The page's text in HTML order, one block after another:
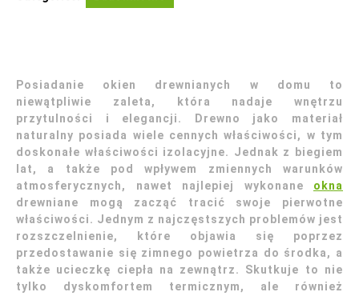
Posiadanie okien drewnianych w domu to
niewątpliwie zaleta, która nadaje wnętrzu
przytulności i elegancji. Drewno jako materiał
naturalny posiada wiele cennych właściwości, w tym
doskonałe właściwości izolacyjne. Jednak z biegiem
lat, a także pod wpływem zmiennych warunków
atmosferycznych, nawet najlepiej wykonane okna
drewniane mogą zacząć tracić swoje pierwotne
właściwości. Jednym z najczęstszych problemów jest
rozszczelnienie, które objawia się poprzez
przedostawanie się zimnego powietrza do środka, a
także ucieczkę ciepła na zewnątrz. Skutkuje to nie
tylko dyskomfortem termicznym, ale również